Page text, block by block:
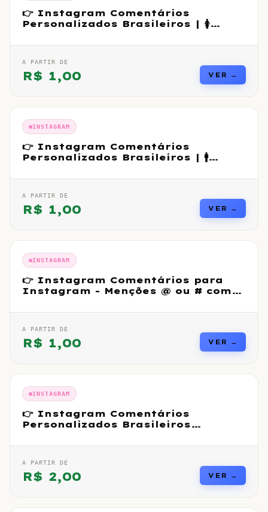
👉 Instagram Comentários
Personalizados Brasileiros | 🚺
A PARTIR DE
R$ 1,00 VER →
INSTAGRAM
👉 Instagram Comentários
Personalizados Brasileiros | 🚹
A PARTIR DE
R$ 1,00 VER →
INSTAGRAM
👉 Instagram Comentários para
Instagram - Menções @ ou # com
A PARTIR DE
R$ 1,00 VER →
INSTAGRAM
👉 Instagram Comentários
Personalizados Brasileiros
A PARTIR DE
R$ 2,00 VER →